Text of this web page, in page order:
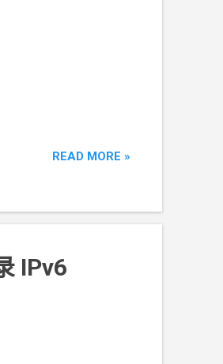
READ MORE »
IPv6